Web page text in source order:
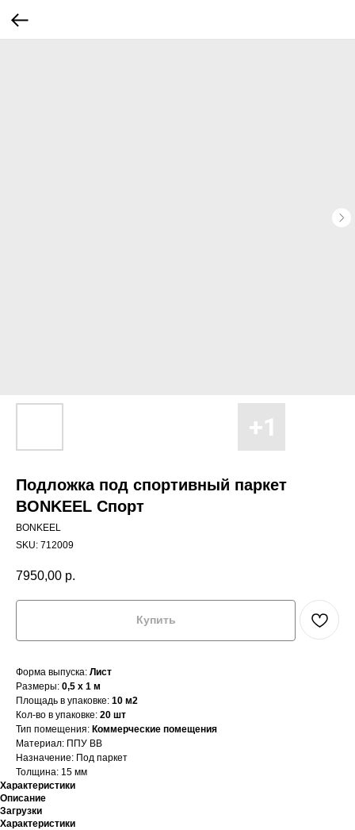
Подложка под спортивный паркет
BONKEEL Спорт
BONKEEL
SKU: 712009
7950,00 р.
Купить
Форма выпуска: Лист
Размеры: 0,5 x 1 м
Площадь в упаковке: 10 м2
Кол-во в упаковке: 20 шт
Тип помещения: Коммерческие помещения
Материал: ППУ ВВ
Назначение: Под паркет
Толщина: 15 мм
Характеристики
Описание
Загрузки
Характеристики